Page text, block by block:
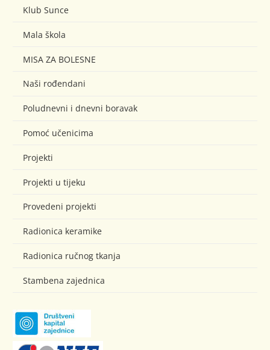
Klub Sunce
Mala škola
MISA ZA BOLESNE
Naši rođendani
Poludnevni i dnevni boravak
Pomoć učenicima
Projekti
Projekti u tijeku
Provedeni projekti
Radionica keramike
Radionica ručnog tkanja
Stambena zajednica